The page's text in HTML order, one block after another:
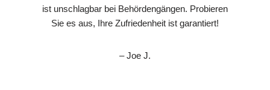
ist unschlagbar bei Behördengängen. Probieren
Sie es aus, Ihre Zufriedenheit ist garantiert!
– Joe J.